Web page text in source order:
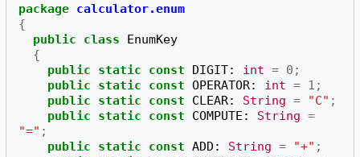
package calculator.enum
{
public
class
EnumKey
{
public
static const DIGIT: int = 0 ;
public
static const OPERATOR: int = 1 ;
public
static const CLEAR: String = "C" ;
public
static const COMPUTE : String =
"=" ;
public
static const ADD : String = "+" ;